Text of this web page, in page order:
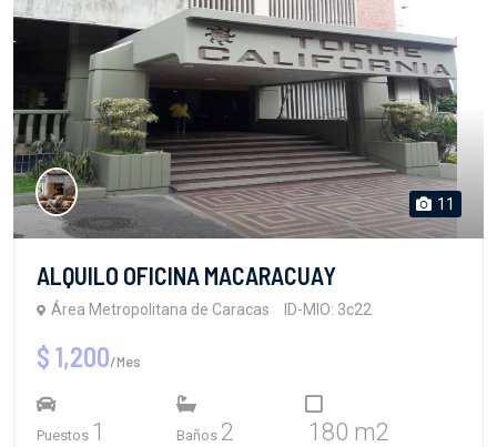
11
ALQUILO OFICINA MACARACUAY
Área Metropolitana de Caracas ID-MIO: 3c22
$ 1,200/Mes
Puestos 1 Baños 2 180 m2